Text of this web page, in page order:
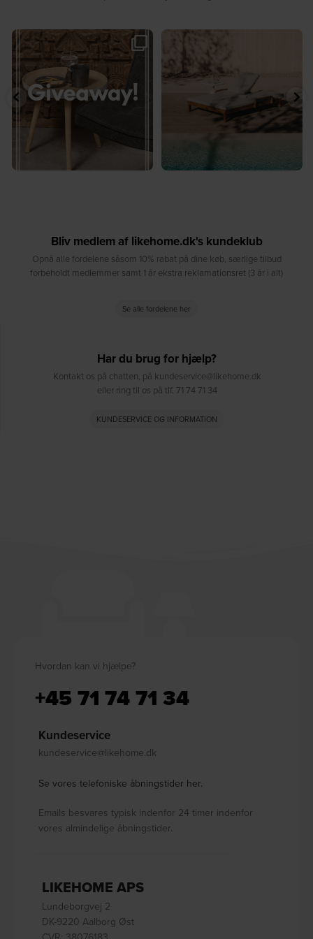
🎉 GIVEAWAY 🎉⁠
Vind det stilfulde Sasha...
187 194
☀️ Sommerens favorit til terrassen ☀️⁠
8 0
Bliv medlem af likehome.dk's kundeklub
Opnå alle fordelene såsom 10% rabat på dine køb, særlige tilbud
forbeholdt medlemmer samt 1 år ekstra reklamationsret (3 år i alt)
Se alle fordelene her
Har du brug for hjælp?
Kontakt os på chatten, på kundeservice@likehome.dk
eller ring til os på tlf. 71 74 71 34
KUNDESERVICE OG INFORMATION
Hvordan kan vi hjælpe?
+45 71 74 71 34
Kundeservice
kundeservice@likehome.dk
Se vores telefoniske åbningstider her.
Emails besvares typisk indenfor 24 timer indenfor
vores almindelige åbningstider.
LIKEHOME APS
Lundeborgvej 2
DK-9220 Aalborg Øst